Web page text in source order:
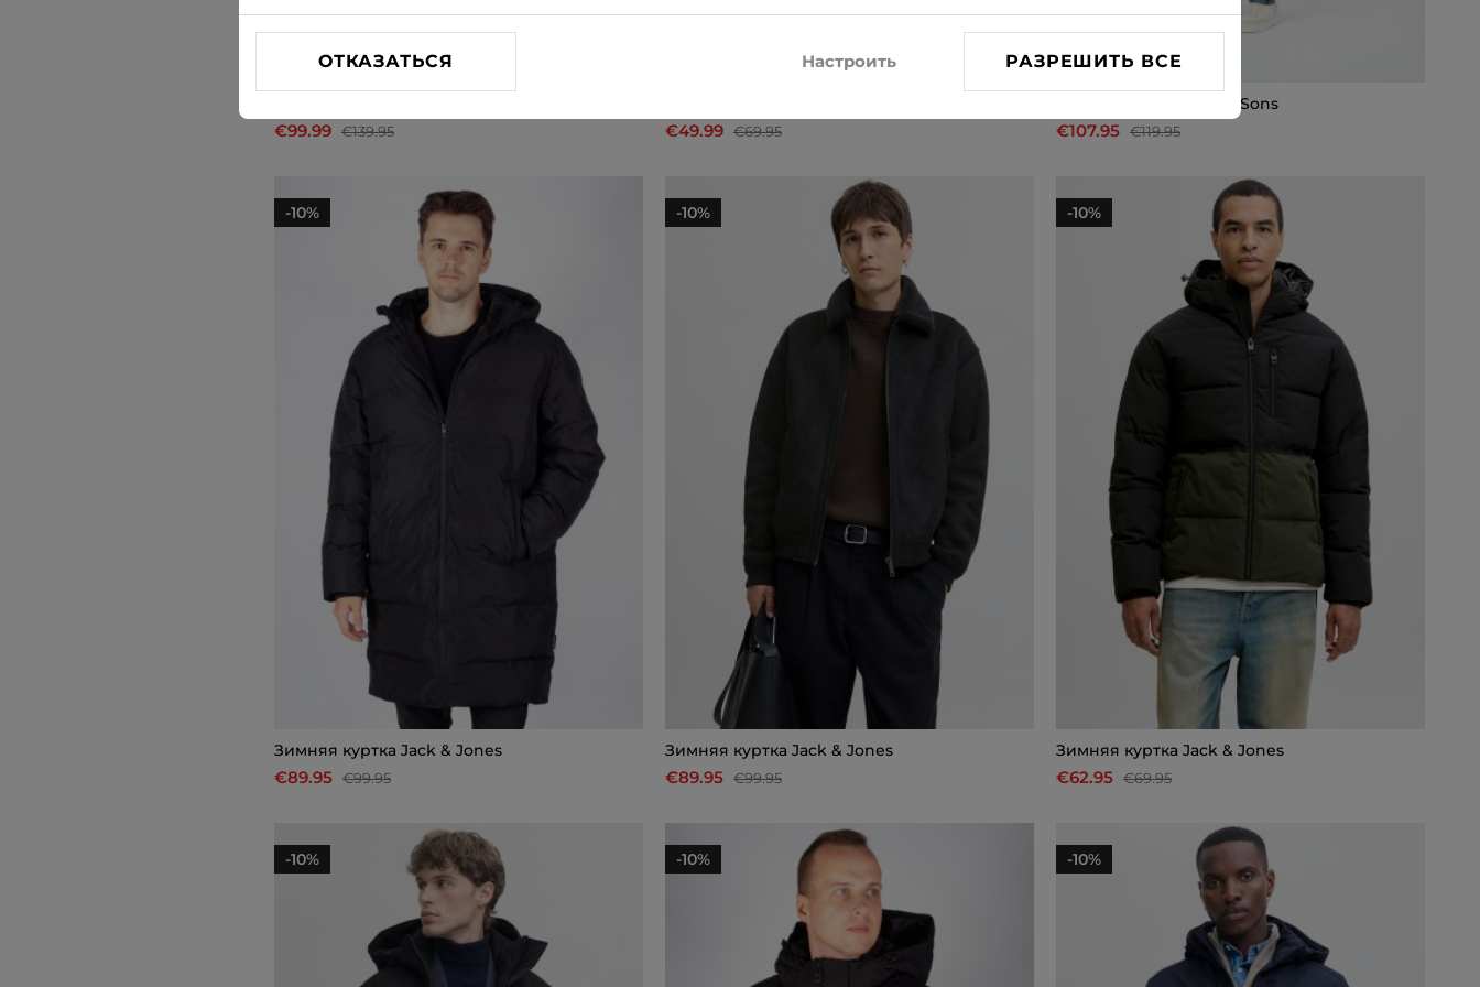
€99.99 €139.95
€49.99 €69.95
Зимняя куртка Only & Sons
€107.95 €119.95
-10%
Зимняя куртка Jack & Jones
€89.95 €99.95
-10%
Зимняя куртка Jack & Jones
€89.95 €99.95
-10%
Зимняя куртка Jack & Jones
€62.95 €69.95
-10% -10% -10%
ОТКАЗАТЬСЯ Настроить РАЗРЕШИТЬ ВСЕ